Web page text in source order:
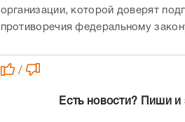
организации, которой доверят
противоречия федеральному
/
Есть новости? Пиши